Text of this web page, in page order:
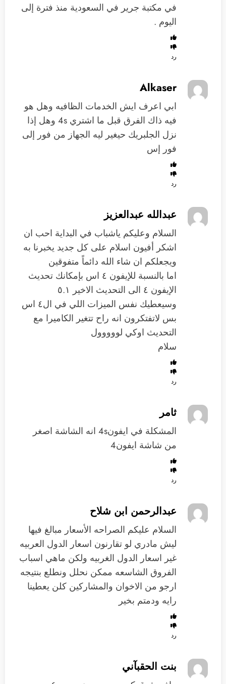
في مكتبة جرير في السعودية منذ فترة إلى
اليوم .
رد
Alkaser
ابي اعرف ايش الخدمات الظافيه وهل هو
فيه ذاك الفرق قبل ما اشتري 4s وهل إذا
نزل الجلبريك حيغير ليه الجهاز من فور إلى
فور إس
رد
عبدالله عبدالعزيز
السلام وعليكم ياشباب في البداية احب ان
اشكر أفيون اسلام على كل جديد يخبرنا به
ويجعلكم ان شاء الله دائماً متفوقين
اما بالنسبة للإيفون ٤ اس بإمكانك تحديث
الإيفون ٤ الى التحديث الاخير ٥.١
وسيعطيك نفس الميزات اللي في ال٤ اس
بس لاتفتكرون انه راح تتغير الكاميرا مع
التحديث اوكي لووووول
سلام
رد
ثامر
المشكلة في ايفون4s انه الشاشة اصغر
من شاشة ايفون4
رد
عبدالرحمن ابن شلاح
السلام عليكم الصراحه الأسعار مبالغ فيها
ليش مادري لو تقارنون اسعار الدول العربيه
غير اسعار الدول الغربيه ولكن ماهي اسباب
الفروق الشاسعه ممكن نحلل ونطلع بنتيجه
ارجو من الاخوان والمشاركين كلن يعطينا
رايه ودمتم بخير
رد
بنت الحقبآني